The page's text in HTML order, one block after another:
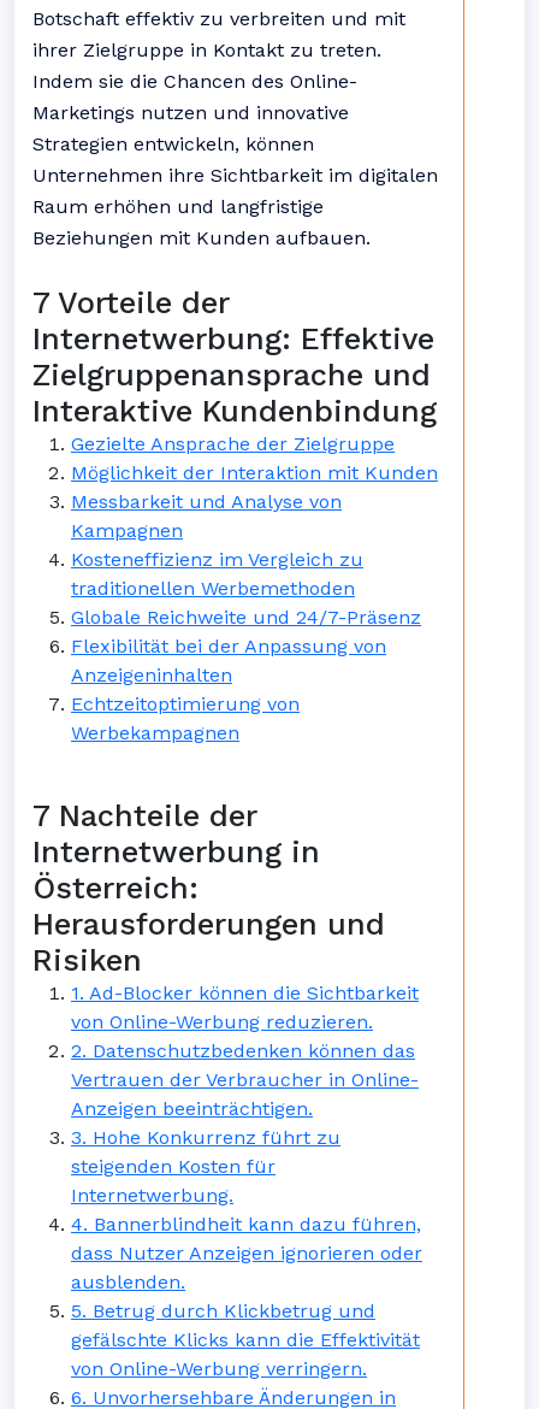
Botschaft effektiv zu verbreiten und mit
ihrer Zielgruppe in Kontakt zu treten.
Indem sie die Chancen des Online-
Marketings nutzen und innovative
Strategien entwickeln, können
Unternehmen ihre Sichtbarkeit im digitalen
Raum erhöhen und langfristige
Beziehungen mit Kunden aufbauen.
7 Vorteile der
Internetwerbung: Effektive
Zielgruppenansprache und
Interaktive Kundenbindung
Gezielte Ansprache der Zielgruppe
Möglichkeit der Interaktion mit Kunden
Messbarkeit und Analyse von
Kampagnen
Kosteneffizienz im Vergleich zu
traditionellen Werbemethoden
Globale Reichweite und 24/7-Präsenz
Flexibilität bei der Anpassung von
Anzeigeninhalten
Echtzeitoptimierung von
Werbekampagnen
7 Nachteile der
Internetwerbung in
Österreich:
Herausforderungen und
Risiken
1. Ad-Blocker können die Sichtbarkeit
von Online-Werbung reduzieren.
2. Datenschutzbedenken können das
Vertrauen der Verbraucher in Online-
Anzeigen beeinträchtigen.
3. Hohe Konkurrenz führt zu
steigenden Kosten für
Internetwerbung.
4. Bannerblindheit kann dazu führen,
dass Nutzer Anzeigen ignorieren oder
ausblenden.
5. Betrug durch Klickbetrug und
gefälschte Klicks kann die Effektivität
von Online-Werbung verringern.
6. Unvorhersehbare Änderungen in